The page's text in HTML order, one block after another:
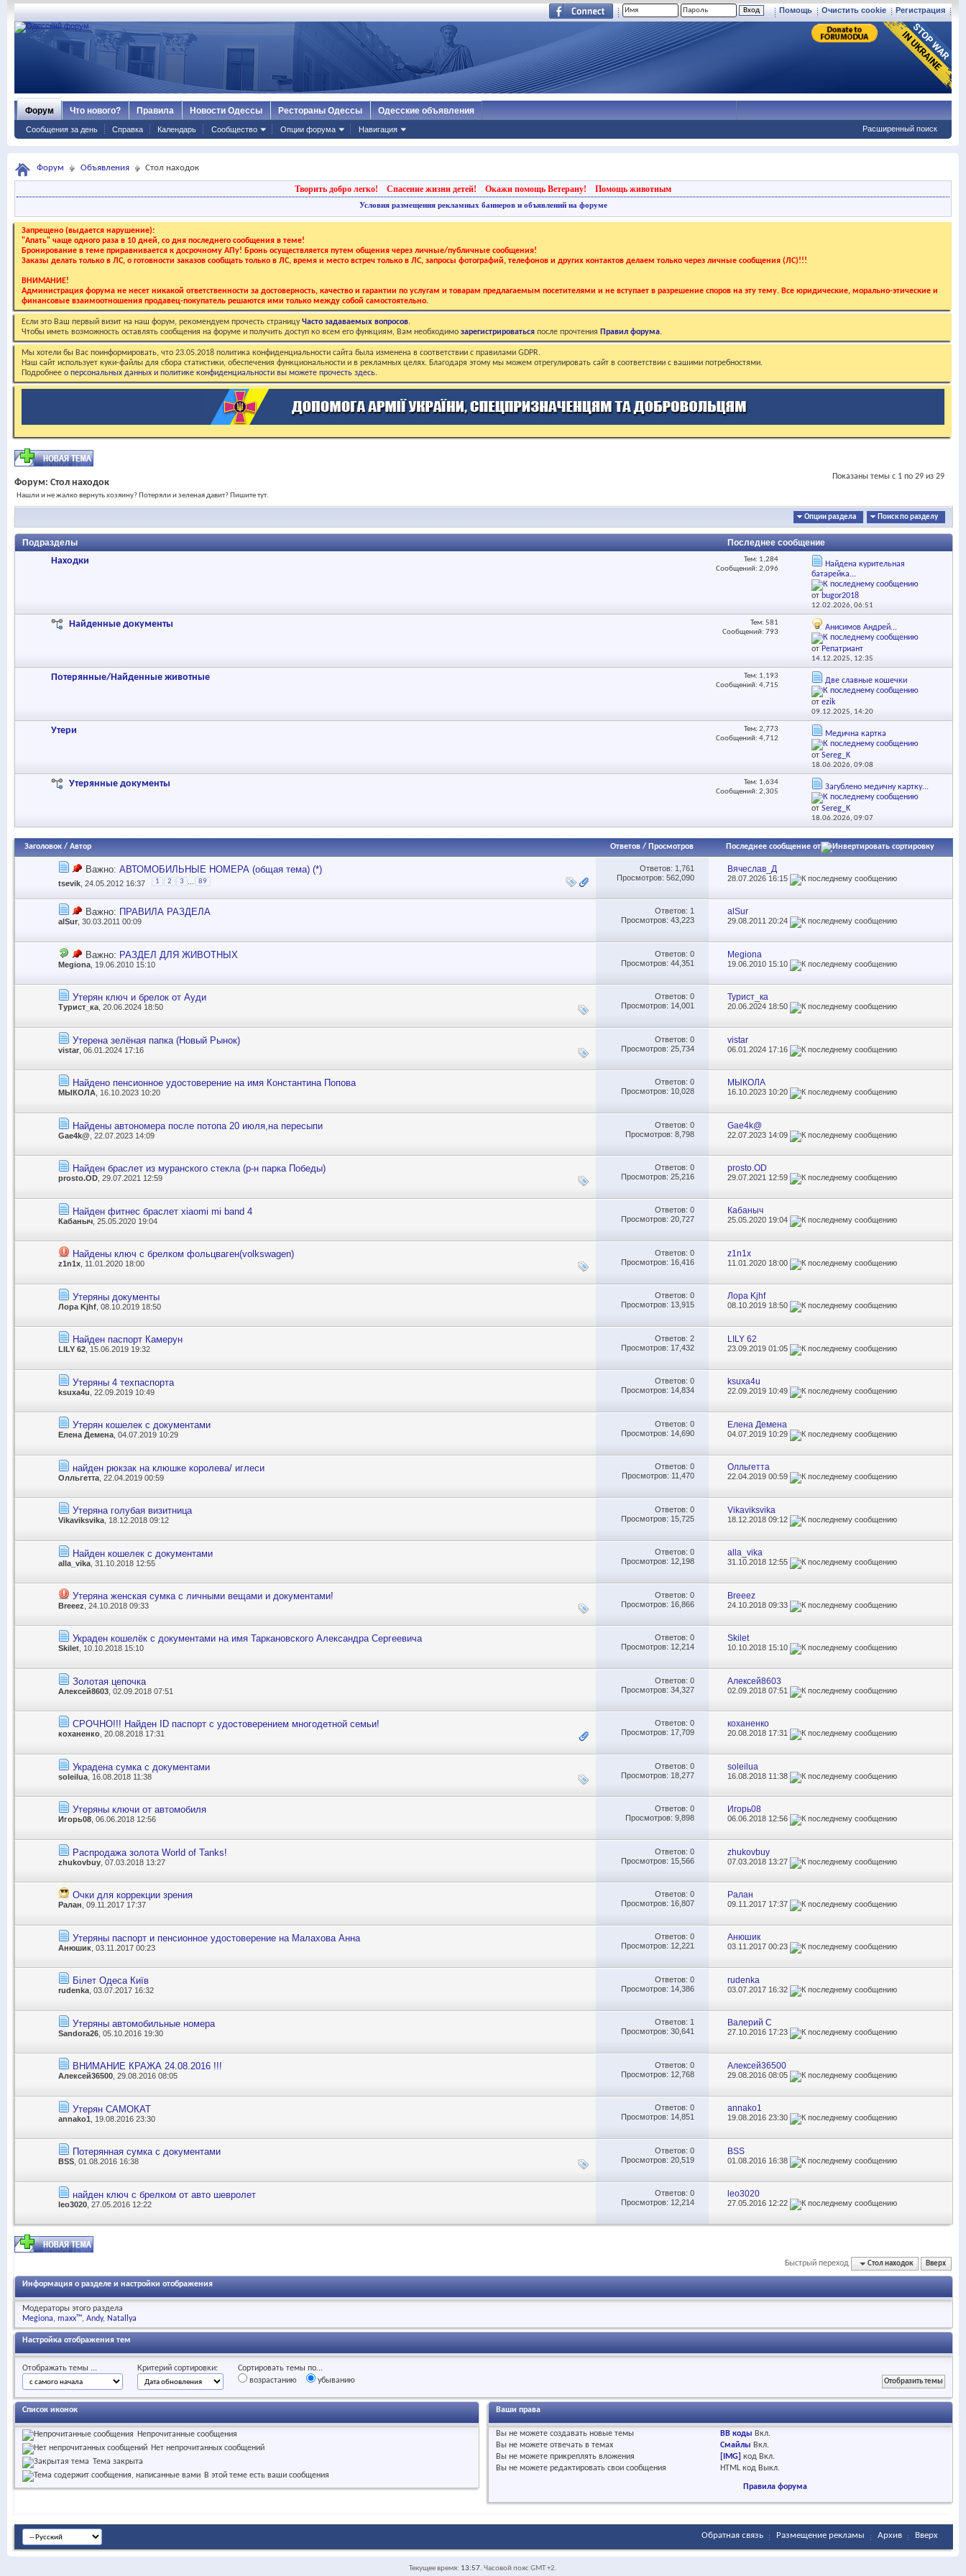
Регистрация
Очистить cookie
Помощь
Форум
Сообщения за день Справка Календарь Сообщество Опции форума Навигация
Что нового? Правила Новости Одессы Рестораны Одессы Одесские объявления
Расширенный поиск
Форум Объявления Стол находок
Творить добро легко! Спасение жизни детей! Окажи помощь Ветерану! Помощь животным
Условия размещения рекламных баннеров и объявлений на форуме
Запрещено (выдается нарушение):
"Апать" чаще одного раза в 10 дней, со дня последнего сообщения в теме!
Бронирование в теме приравнивается к досрочному АПу! Бронь осуществляется путем общения через личные/публичные сообщения!
Заказы делать только в ЛС, о готовности заказов сообщать только в ЛС, время и место встреч только в ЛС, запросы фотографий, телефонов и других контактов делаем только через личные сообщения (ЛС)!!!
ВНИМАНИЕ!
Администрация форума не несет никакой ответственности за достоверность, качество и гарантии по услугам и товарам предлагаемым посетителями и не вступает в разрешение споров на эту тему. Все юридические, морально-этические и
финансовые взаимоотношения продавец-покупатель решаются ими только между собой самостоятельно.
Если это Ваш первый визит на наш форум, рекомендуем прочесть страницуЧасто задаваемых вопросов.
Чтобы иметь возможность оставлять сообщения на форуме и получить доступ ко всем его функциям, Вам необходимо зарегистрироваться после прочтения Правил форума.
Мы хотели бы Вас поинформировать, что 23.05.2018 политика конфиденциальности сайта была изменена в соответствии с правилами GDPR.
Наш сайт использует куки-файлы для сбора статистики, обеспечения функциональности и в рекламных целях. Благодаря этому мы можем отрегулировать сайт в соответствии с вашими потребностями.
Подробнее о персональных данных и политике конфиденциальности вы можете прочесть здесь.
Показаны темы с 1 по 29 из 29
Форум: Стол находок
Нашли и не жалко вернуть хозяину? Потеряли и зеленая давит? Пишите тут.
Опции раздела Поиск по разделу
Подразделы Последнее сообщение
Находки
Тем: 1,284
Сообщений: 2,096
Найдена курительная
батарейка...
от bugor2018
12.02.2026,06:51
Найденные документы
Тем: 581
Сообщений: 793
Анисимов Андрей...
от Репатриант
14.12.2025, 12:35
Потерянные/Найденные животные
Тем: 1,193
Сообщений: 4,715
Две славные кошечки
отezik
09.12.2025, 14:20
Утери
Тем: 2,773
Сообщений: 4,712
Медична картка
отSereg_K
18.06.2026,09:08
Утерянные документы
Тем: 1,634
Сообщений: 2,305
Загублено медичну картку...
отSereg_K
18.06.2026,09:07
Заголовок / Автор Ответов/ Просмотров Последнее сообщение от
Важно: АВТОМОБИЛЬНЫЕ НОМЕРА (общая тема) (*)
tsevik , 24.05.2012 16:37 1 2 3 89
Ответов: 1,761
Просмотров: 562,090
Вячеслав_Д
28.07.2026 16:15
Важно: ПРАВИЛА РАЗДЕЛА
alSur, 30.03.2011 00:09
Ответов: 1
Просмотров: 43,223
alSur
29.08.201120:24
Важно: РАЗДЕЛ ДЛЯ ЖИВОТНЫХ
Megiona , 19.06.2010 15:10
Ответов: 0
Просмотров: 44,351
Megiona
19.06.2010 15:10
Утерян ключ и брелок от Ауди
Турист_ка, 20.06.2024 18:50
Ответов: 0
Просмотров: 14,001
Турист_ка
20.06.2024 18:50
Утерена зелёная папка (Новый Рынок)
vistar , 06.01.2024 17:16
Ответов: 0
Просмотров: 25,734
vistar
06.01.2024 17:16
Найдено пенсионное удостоверение на имя Константина Попова
MЫКОЛА , 16.10.2023 10:20
Ответов: 0
Просмотров: 10,028
MЫКОЛА
16.10.2023 10:20
Найдены автономера после потопа 20 июля,на пересыпи
Gae4k@ , 22.07.2023 14:09
Ответов: 0
Просмотров: 8,798
Gae4k@
22.07.2023 14:09
Найден браслет из муранского стекла (р-н парка Победы)
prosto.OD , 29.07.2021 12:59
Ответов: 0
Просмотров: 25,216
prosto.OD
29.07.2021 12:59
Найден фитнес браслет xiaomi mi band 4
Кабаныч , 25.05.2020 19:04
Ответов: 0
Просмотров: 20,727
Кабаныч
25.05.202019:04
Найдены ключ с брелком фольцваген(volkswagen)
z1n1x , 11.01.2020 18:00
Ответов: 0
Просмотров: 16,416
z1n1x
11.01.2020 18:00
Утеряны документы
Лора Kjhf , 08.10.2019 18:50
Ответов: 0
Просмотров: 13,915
Лора Kjhf
08.10.201918:50
Найден паспорт Камерун
LILY 62 , 15.06.2019 19:32
Ответов: 2
Просмотров: 17,432
LILY 62
23.09.201901:05
Утеряны 4 техпаспорта
ksuxa4u , 22.09.2019 10:49
Ответов: 0
Просмотров: 14,834
ksuxa4u
22.09.2019 10:49
Утерян кошелек с документами
Елена Демена , 04.07.2019 10:29
Ответов: 0
Просмотров: 14,690
Елена Демена
04.07.2019 10:29
найден рюкзак на клюшке королева/ иглеси
Олльгетта , 22.04.2019 00:59
Ответов: 0
Просмотров: 11,470
Олльгетта
22.04.201900:59
Утеряна голубая визитница
Vikaviksvika , 18.12.2018 09:12
Ответов: 0
Просмотров: 15,725
Vikaviksvika
18.12.201809:12
Найден кошелек с документами
alla_vika , 31.10.2018 12:55
Ответов: 0
Просмотров: 12,198
alla_vika
31.10.2018 12:55
Утеряна женская сумка с личными вещами и документами!
Breeez , 24.10.2018 09:33
Ответов: 0
Просмотров: 16,866
Breeez
24.10.201809:33
Украден кошелёк с документами на имя Таркановского Александра Сергеевича
Skilet, 10.10.2018 15:10
Ответов: 0
Просмотров: 12,214
Skilet
10.10.2018 15:10
Золотая цепочка
Алексей8603 , 02.09.2018 07:51
Ответов: 0
Просмотров: 34,327
Алексей8603
02.09.201807:51
СРОЧНО!!! Найден ID паспорт с удостоверением многодетной семьи!
коханенко , 20.08.2018 17:31
Ответов: 0
Просмотров: 17,709
коханенко
20.08.2018 17:31
Украдена сумка с документами
soleilua , 16.08.2018 11:38
Ответов: 0
Просмотров: 18,277
soleilua
16.08.2018 11:38
Утеряны ключи от автомобиля
Игорь08 , 06.06.2018 12:56
Ответов: 0
Просмотров: 9,898
Игорь08
06.06.2018 12:56
Распродажа золота World of Tanks!
zhukovbuy , 07.03.2018 13:27
Ответов: 0
Просмотров: 15,566
zhukovbuy
07.03.2018 13:27
Очки для коррекции зрения
Ралан , 09.11.2017 17:37
Ответов: 0
Просмотров: 16,807
Ралан
09.11.2017 17:37
Утеряны паспорт и пенсионное удостоверение на Малахова Анна
Анюшик , 03.11.2017 00:23
Ответов: 0
Просмотров: 12,221
Анюшик
03.11.201700:23
Білет Одеса Київ
rudenka , 03.07.2017 16:32
Ответов: 0
Просмотров: 14,386
rudenka
03.07.2017 16:32
Утеряны автомобильные номера
Sandora26 , 05.10.2016 19:30
Ответов: 1
Просмотров: 30,641
Валерий С
27.10.2016 17:23
ВНИМАНИЕ КРАЖА 24.08.2016 !!!
Алексей36500 , 29.08.2016 08:05
Ответов: 0
Просмотров: 12,768
Алексей36500
29.08.201608:05
Утерян САМОКАТ
annako1 , 19.08.2016 23:30
Ответов: 0
Просмотров: 14,851
annako1
19.08.201623:30
Потерянная сумка с документами
BSS , 01.08.2016 16:38
Ответов: 0
Просмотров: 20,519
BSS
01.08.2016 16:38
найден ключ с брелком от авто шевролет
leo3020 , 27.05.2016 12:22
Ответов: 0
Просмотров: 12,214
leo3020
27.05.2016 12:22
Быстрый переход Стол находок Вверх
Информация о разделе и настройки отображения
Модераторы этого раздела
Megiona maxx™ Andy Natallya
Настройка отображения тем
Отображать темы ... Критерий сортировки:
Сортировать темы по...
возрастанию
убыванию
Список иконок
Непрочитанные сообщения
Нет непрочитанных сообщений
Тема закрыта
В этой теме есть ваши сообщения
Ваши права
Вы не можетесоздавать новые темы
Вы не можетеотвечать в темах
Вы не можетеприкреплять вложения
Вы не можетередактировать свои сообщения
BB коды Вкл.
Смайлы Вкл.
[IMG] код Вкл.
HTML код Выкл.
Правила форума
Обратная связь Размещение рекламы Архив Вверх
Текущее время: 13:57. Часовой пояс GMT +2.